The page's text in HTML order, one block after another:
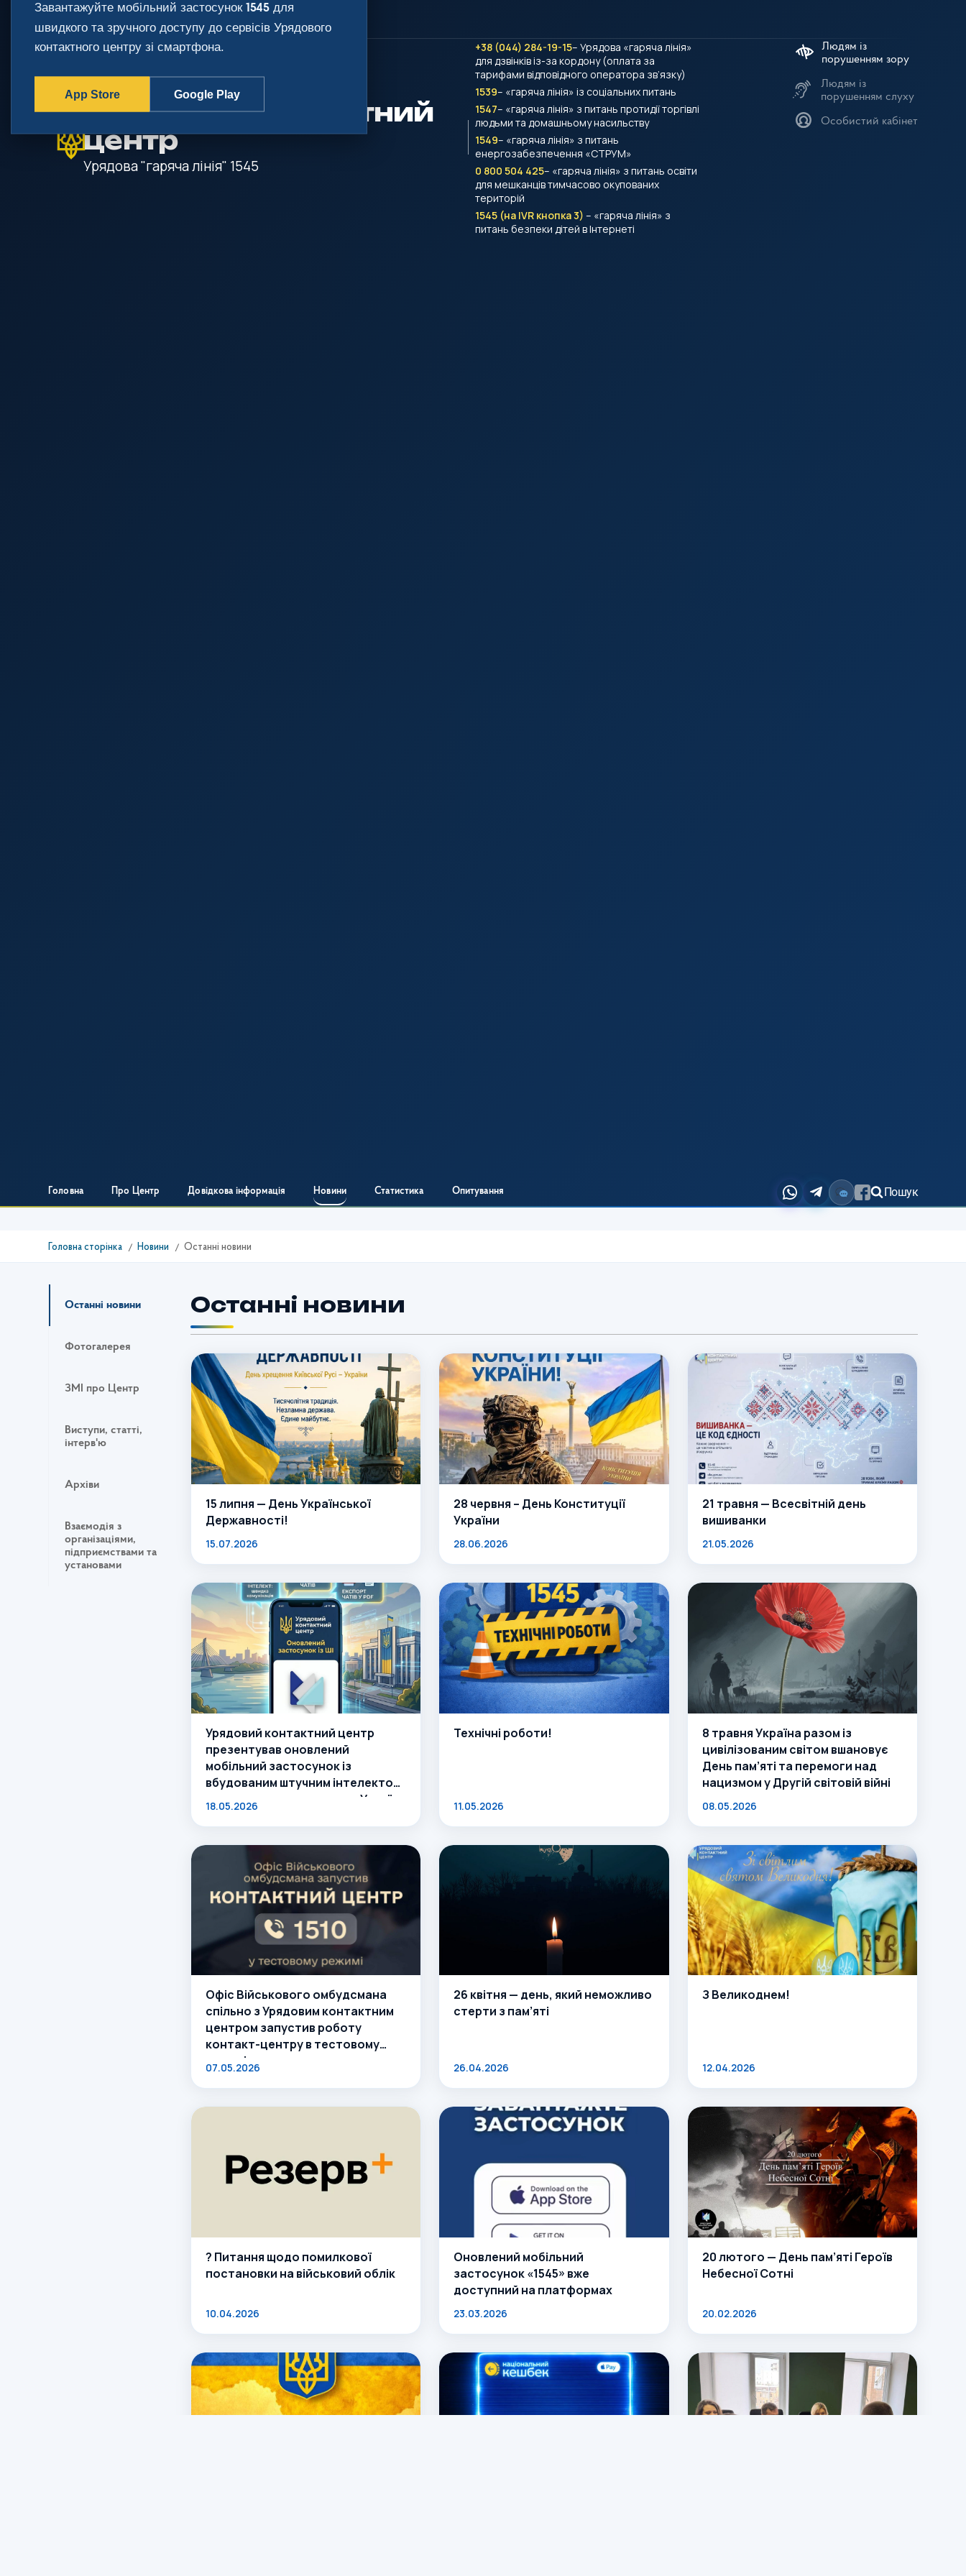
gov.ua
Державні сайти України
Урядовий контактний
центр
Урядова "гаряча лінія" 1545
+38 (044) 284-19-15– Урядова «гаряча лінія»
для дзвінків із-за кордону (оплата за
тарифами відповідного оператора зв’язку)
1539– «гаряча лінія» із соціальних питань
1547– «гаряча лінія» з питань протидії торгівлі
людьми та домашньому насильству
1549– «гаряча лінія» з питань
енергозабезпечення «СТРУМ»
0 800 504 425– «гаряча лінія» з питань освіти
для мешканців тимчасово окупованих
територій
1545 (на IVR кнопка 3)– «гаряча лінія» з
питань безпеки дітей в Інтернеті
Людям із
порушенням слуху
Особистий кабінет
Головна Про Центр Довідкова інформація Новини Статистика Опитування Пошук
Головна сторінка Новини Останні новини
Останні новини
Фотогалерея
ЗМІ про Центр
Виступи, статті,
інтерв'ю
Архіви
Взаємодія з
організаціями,
підприємствами та
установами
Останні новини
15 липня — День Української
Державності!
15.07.2026
28 червня – День Конституції
України
28.06.2026
21 травня — Всесвітній день
вишиванки
21.05.2026
Урядовий контактний центр
презентував оновлений
мобільний застосунок із
вбудованим штучним інтелектом
— ще один доказ того, що Україна
не зупиняється.
18.05.2026
Технічні роботи!
11.05.2026
8 травня Україна разом із
цивілізованим світом вшановує
День пам’яті та перемоги над
нацизмом у Другій світовій війні
08.05.2026
Офіс Військового омбудсмана
спільно з Урядовим контактним
центром запустив роботу
контакт-центру в тестовому
режимі.
07.05.2026
26 квітня — день, який неможливо
стерти з пам’яті
26.04.2026
З Великоднем!
12.04.2026
? Питання щодо помилкової
постановки на військовий облік
10.04.2026
Оновлений мобільний
застосунок «1545» вже
доступний на платформах
23.03.2026
20 лютого — День пам’яті Героїв
Небесної Сотні
20.02.2026
Завантажуйте мобільний застосунок 1545 для
швидкого та зручного доступу до сервісів Урядового
контактного центру зі смартфона.
App Store Google Play